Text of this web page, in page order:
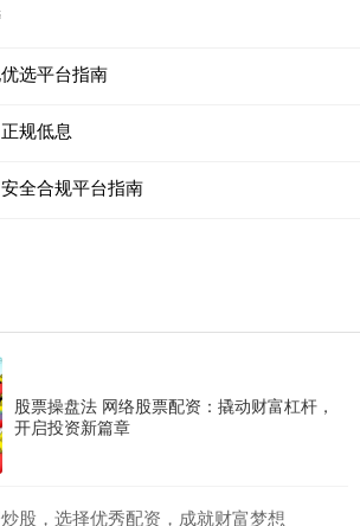
选平台指南
规低息
全合规平台指南
股票操盘法 网络股票配资：撬动财富杠杆，
开启投资新篇章
股，选择优秀配资，成就财富梦想